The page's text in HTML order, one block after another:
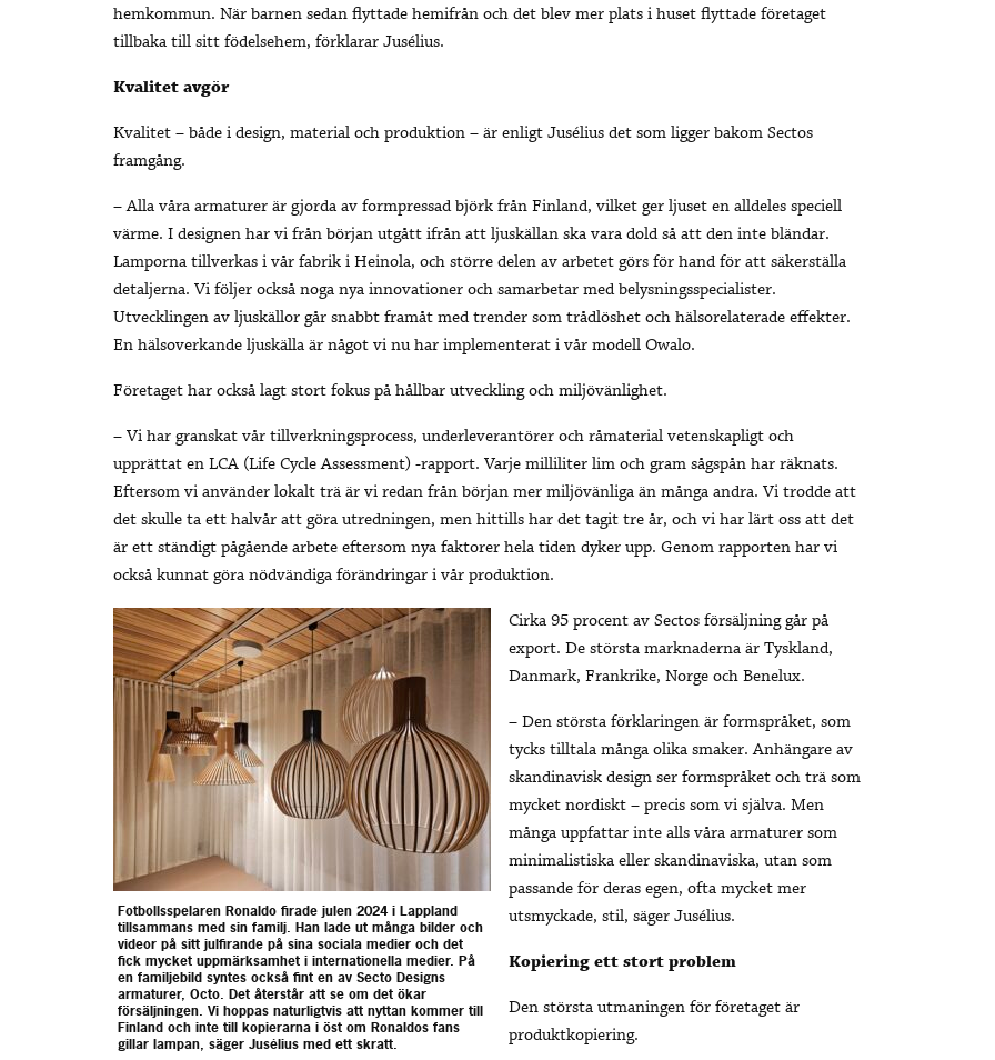
hemkommun. När barnen sedan flyttade hemifrån och det blev mer plats i huset flyttade företaget
tillbaka till sitt födelsehem, förklarar Jusélius.
Kvalitet avgör
Kvalitet – både i design, material och produktion – är enligt Jusélius det som ligger bakom Sectos
framgång.
– Alla våra armaturer är gjorda av formpressad björk från Finland, vilket ger ljuset en alldeles speciell
värme. I designen har vi från början utgått ifrån att ljuskällan ska vara dold så att den inte bländar.
Lamporna tillverkas i vår fabrik i Heinola, och större delen av arbetet görs för hand för att säkerställa
detaljerna. Vi följer också noga nya innovationer och samarbetar med belysningsspecialister.
Utvecklingen av ljuskällor går snabbt framåt med trender som trådlöshet och hälsorelaterade effekter.
En hälsoverkande ljuskälla är något vi nu har implementerat i vår modell Owalo.
Företaget har också lagt stort fokus på hållbar utveckling och miljövänlighet.
– Vi har granskat vår tillverkningsprocess, underleverantörer och råmaterial vetenskapligt och
upprättat en LCA (Life Cycle Assessment) -rapport. Varje milliliter lim och gram sågspån har räknats.
Eftersom vi använder lokalt trä är vi redan från början mer miljövänliga än många andra. Vi trodde att
det skulle ta ett halvår att göra utredningen, men hittills har det tagit tre år, och vi har lärt oss att det
är ett ständigt pågående arbete eftersom nya faktorer hela tiden dyker upp. Genom rapporten har vi
också kunnat göra nödvändiga förändringar i vår produktion.
Fotbollsspelaren Ronaldo firade julen 2024 i Lappland
tillsammans med sin familj. Han lade ut många bilder och
videor på sitt julfirande på sina sociala medier och det
fick mycket uppmärksamhet i internationella medier. På
en familjebild syntes också fint en av Secto Designs
armaturer, Octo. Det återstår att se om det ökar
försäljningen. Vi hoppas naturligtvis att nyttan kommer till
Finland och inte till kopierarna i öst om Ronaldos fans
gillar lampan, säger Jusélius med ett skratt.
Cirka 95 procent av Sectos försäljning går på
export. De största marknaderna är Tyskland,
Danmark, Frankrike, Norge och Benelux.
– Den största förklaringen är formspråket, som
tycks tilltala många olika smaker. Anhängare av
skandinavisk design ser formspråket och trä som
mycket nordiskt – precis som vi själva. Men
många uppfattar inte alls våra armaturer som
minimalistiska eller skandinaviska, utan som
passande för deras egen, ofta mycket mer
utsmyckade, stil, säger Jusélius.
Kopiering ett stort problem
Den största utmaningen för företaget är
produktkopiering.